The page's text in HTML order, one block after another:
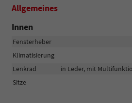
Allgemeines
Innen
Fensterheber
Klimatisierung
Lenkrad
in Leder, mit
Sitze